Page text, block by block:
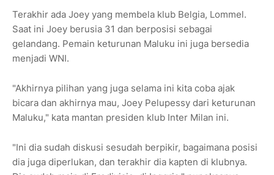
Terakhir ada Joey yang membela klub Belgia, Lommel.
Saat ini Joey berusia 31 dan berposisi sebagai
gelandang. Pemain keturunan Maluku ini juga bersedia
menjadi WNI.
"Akhirnya pilihan yang juga selama ini kita coba ajak
bicara dan akhirnya mau, Joey Pelupessy dari keturunan
Maluku," kata mantan presiden klub Inter Milan ini.
"Ini dia sudah diskusi sesudah berpikir, bagaimana posisi
dia juga diperlukan, dan terakhir dia kapten di klubnya.